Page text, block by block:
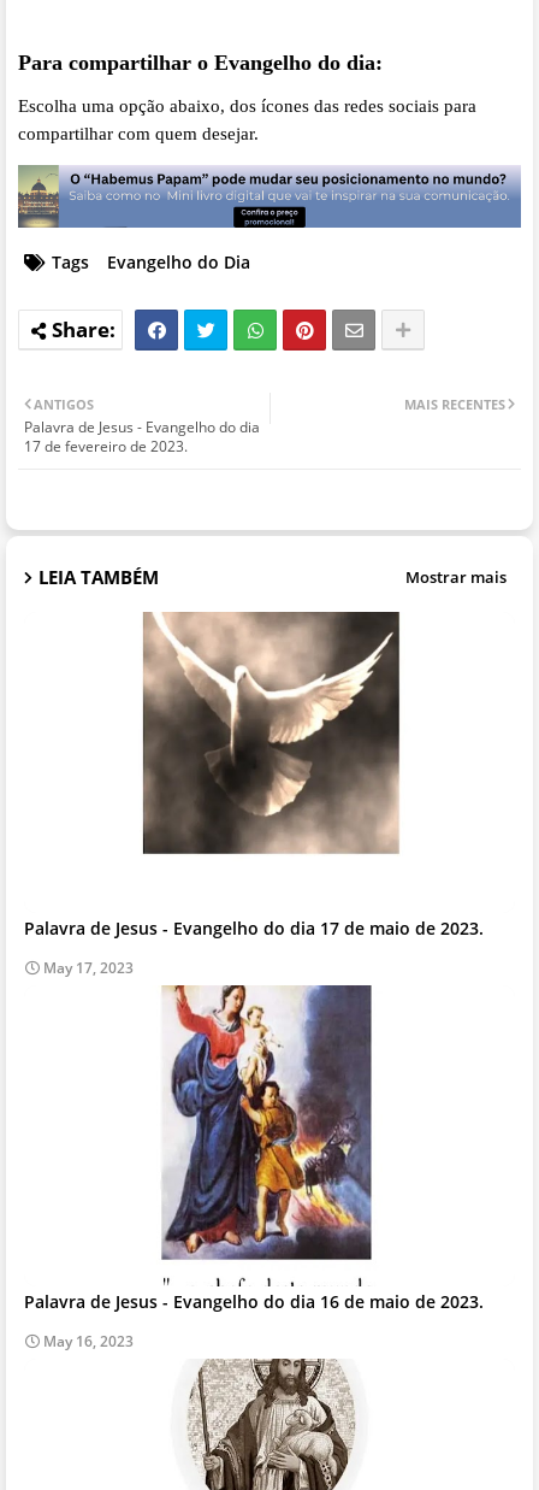
Para compartilhar o Evangelho do dia:
Escolha uma opção abaixo, dos ícones das redes sociais para
compartilhar com quem desejar.
Tags Evangelho do Dia
MAIS RECENTES
ANTIGOS
Palavra de Jesus - Evangelho do dia
17 de fevereiro de 2023.
LEIA TAMBÉM Mostrar mais
Palavra de Jesus - Evangelho do dia 17 de maio de 2023.
May 17, 2023
Palavra de Jesus - Evangelho do dia 16 de maio de 2023.
May 16, 2023